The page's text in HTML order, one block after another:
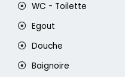
WC - Toilette
Egout
Douche
Baignoire